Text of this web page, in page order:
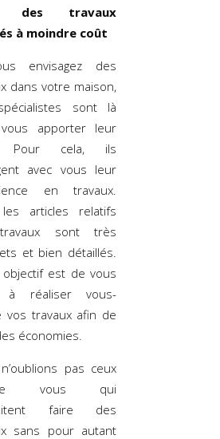
des travaux
à moindre coût
envisagez des
dans votre maison,
sont là
apporter leur
Pour cela, ils
avec vous leur
en travaux.
articles relatifs
sont très
et bien détaillés.
est de vous
à réaliser vous-
vos travaux afin de
économies.
pas ceux
vous qui
faire des
sans pour autant